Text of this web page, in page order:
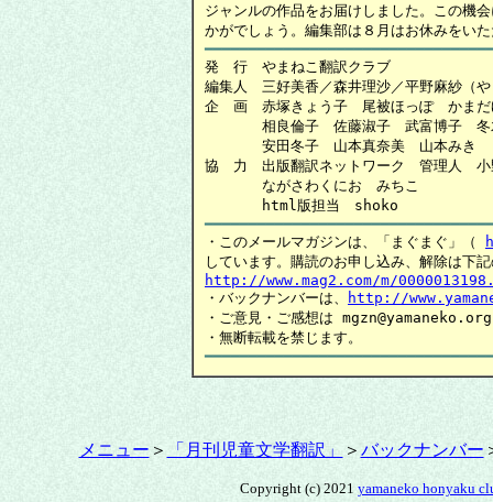
ジャンルの作品をお届けしました。この機
発　行　やまねこ翻訳クラブ
編集人　三好美香／森井理沙／平野麻紗（
企　画　赤塚きょう子　尾被ほっぽ　かま
相良倫子　佐藤淑子　武富博子　冬木
安田冬子　山本真奈美　山本みき
協　力　出版翻訳ネットワーク　管理人　
ながさわくにお　みちこ
・このメールマガジンは、「まぐまぐ」（
http://www.mag2.com/m/
・バックナンバーは、
http://
・ご意見・ご感想は
メニュー ＞ 「月刊児童文学翻訳」 ＞ バックナンバー
Copyright (c) 2021 yamaneko honyaku